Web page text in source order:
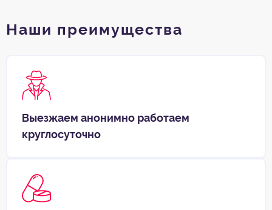
Наши преимущества
Выезжаем анонимно работаем
круглосуточно